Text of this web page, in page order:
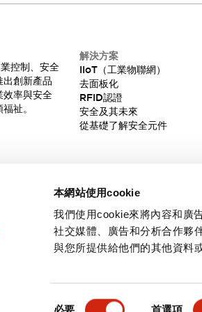
本網站使用cookie
我們使用cookie來將內容和廣
社交媒體、廣告和分析合作夥
與您所提供給他們的其他資料
必要 首選項
控制、安全
創新產品
效率與安全
祉。
解決方案
IIoT（工業物聯網）
去面板化
RFID認證
安全及其未來
從基礎了解安全元件
訂閱
隱私權政策使用條款